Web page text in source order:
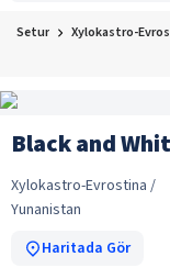
Setur Xylokastro-
Black and
Xylokastro-Evrostina /
Yunanistan
Haritada Gör